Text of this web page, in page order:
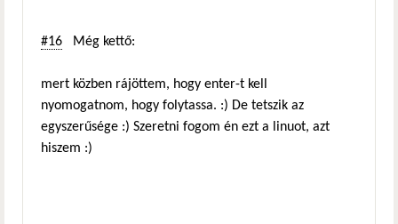
#16 Még kettő:
mert közben rájöttem, hogy enter-t kell
nyomogatnom, hogy folytassa. :) De tetszik az
egyszerűsége :) Szeretni fogom én ezt a linuot, azt
hiszem :)